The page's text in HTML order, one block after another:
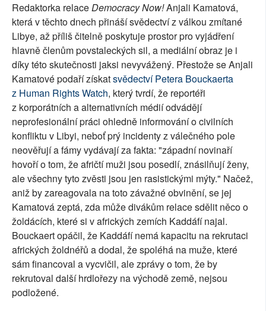
Redaktorka relaceDemocracy Now!Anjali Kamatová,
která v těchto dnech přináší svědectví z válkou zmítané
Libye, až příliš čitelně poskytuje prostor pro vyjádření
hlavně členům povstaleckých sil, a mediální obraz je i
díky této skutečnosti jaksi nevyvážený. Přestože se Anjali
Kamatové podaří získatsvědectví Petera Bouckaerta
z Human Rights Watch, který tvrdí, že reportéři
z korporátních a alternativních médií odvádějí
neprofesionální práci ohledně informování o civilních
konfliktu v Libyi, neboť prý incidenty z válečného pole
neověřují a fámy vydávají za fakta: "západní novinaří
hovoří o tom, že afričtí muži jsou posedlí, znásilňují ženy,
ale všechny tyto zvěsti jsou jen rasistickými mýty." Načež,
aniž by zareagovala na toto závažné obvinění, se jej
Kamatová zeptá, zda může divákům relace sdělit něco o
žoldácích, které si v afrických zemích Kaddáfí najal.
Bouckaert opáčil, že Kaddáfí nemá kapacitu na rekrutaci
afrických žoldnéřů a dodal, že spoléhá na muže, které
sám financoval a vycvičil, ale zprávy o tom, že by
rekrutoval další hrdlořezy na východě země, nejsou
podložené.